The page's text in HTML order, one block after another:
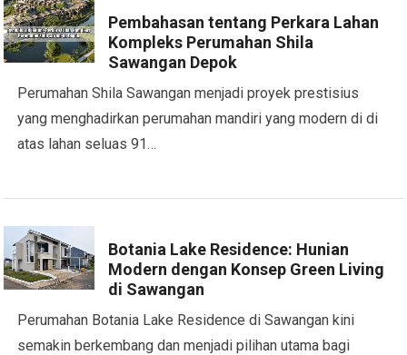
Pembahasan tentang Perkara Lahan
Kompleks Perumahan Shila
Sawangan Depok
Perumahan Shila Sawangan menjadi proyek prestisius
yang menghadirkan perumahan mandiri yang modern di di
atas lahan seluas 91…
Botania Lake Residence: Hunian
Modern dengan Konsep Green Living
di Sawangan
Perumahan Botania Lake Residence di Sawangan kini
semakin berkembang dan menjadi pilihan utama bagi